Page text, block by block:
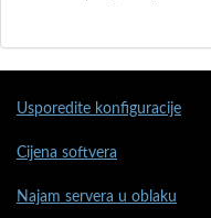
Usporedite konfiguracije
Cijena softvera
Najam servera u oblaku